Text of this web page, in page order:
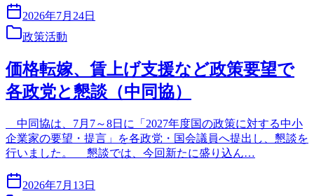
2026年7月24日
政策活動
価格転嫁、賃上げ支援など政策要望で
各政党と懇談（中同協）
中同協は、7月7～8日に「2027年度国の政策に対する中小
企業家の要望・提言」を各政党・国会議員へ提出し、懇談を
行いました。 懇談では、今回新たに盛り込ん…
2026年7月13日